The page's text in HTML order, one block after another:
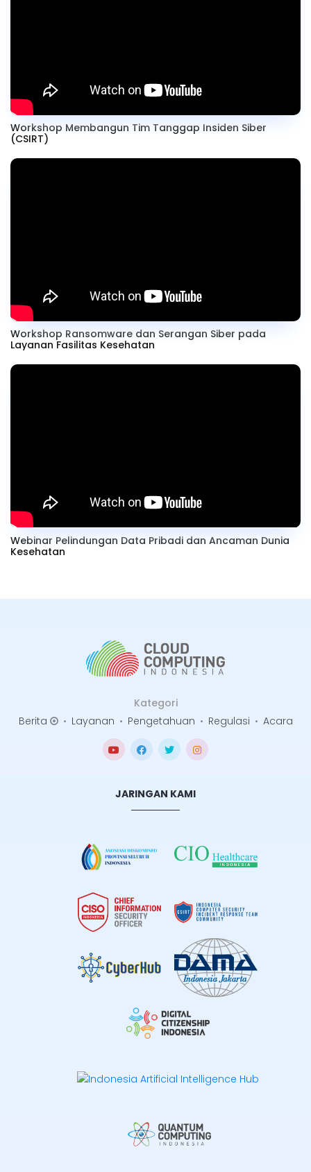
Workshop Membangun Tim Tanggap Insiden Siber
(CSIRT)
Workshop Ransomware dan Serangan Siber pada
Layanan Fasilitas Kesehatan
Webinar Pelindungan Data Pribadi dan Ancaman Dunia
Kesehatan
Kategori
Berita
• Layanan • Pengetahuan • Regulasi • Acara
JARINGAN KAMI